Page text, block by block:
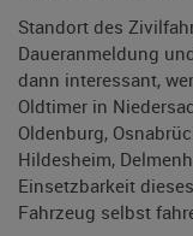
Standort des
Daueranmeldung
dann interessant,
Oldtimer in
Oldenburg,
Hildesheim,
Einsetzbarkeit
Fahrzeug selbst